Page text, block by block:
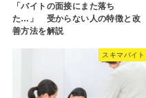
「バイトの面接にまた落ち
た…」 受からない人の特徴と改
善方法を解説
スキマバイト